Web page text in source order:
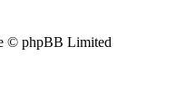
© phpBB Limited